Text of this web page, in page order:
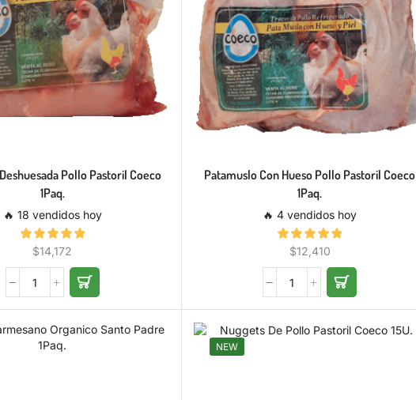
Pollo Pastoril Coeco
1Paq.
🔥 18 vendidos hoy
$14,172
Patamuslo Con Hueso Pollo Pastoril Coeco
1Paq.
🔥 4 vendidos hoy
$12,410
NEW